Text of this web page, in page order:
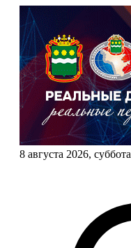
8 августа 2026, суббота